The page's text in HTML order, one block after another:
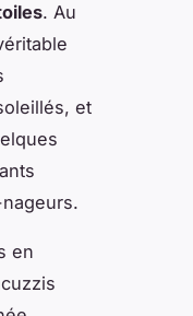
. Au
et
en